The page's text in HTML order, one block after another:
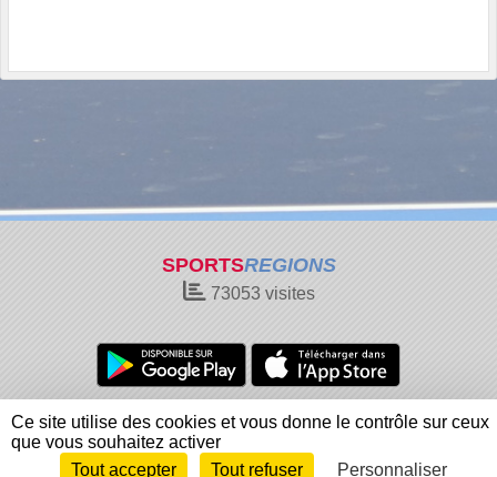
SPORTSREGIONS
73053visites
Charte cookies
Gestion des cookies
Informations légales
Signaler un contenu inapproprié
Envie de participer ?
Connexion
Ce site utilise des cookies et vous donne le contrôle sur ceux
que vous souhaitez activer
Tout accepter
Tout refuser Personnaliser